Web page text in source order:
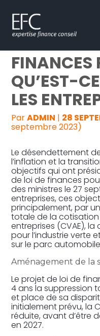
Aller
au
Reprise, transmission
Gestion au quotidien
Pilotage d’entreprise
Audit
PROJET
FINANCES
QU’EST-
LES
ParADMIN | 28
septembre 2023)
Le désendettement
l’inflation et la
objectifs qui ont
de loi de finances
des ministres le 27
entreprises, ces
principalement, par
totale de la
entreprises (CVAE),
pour l’industrie verte
sur le parc
Aménagement de la
Le projet de loi de
4 ans la suppression
et place de sa
initialement prévu, la
réduite, avant d’être
en 2027.